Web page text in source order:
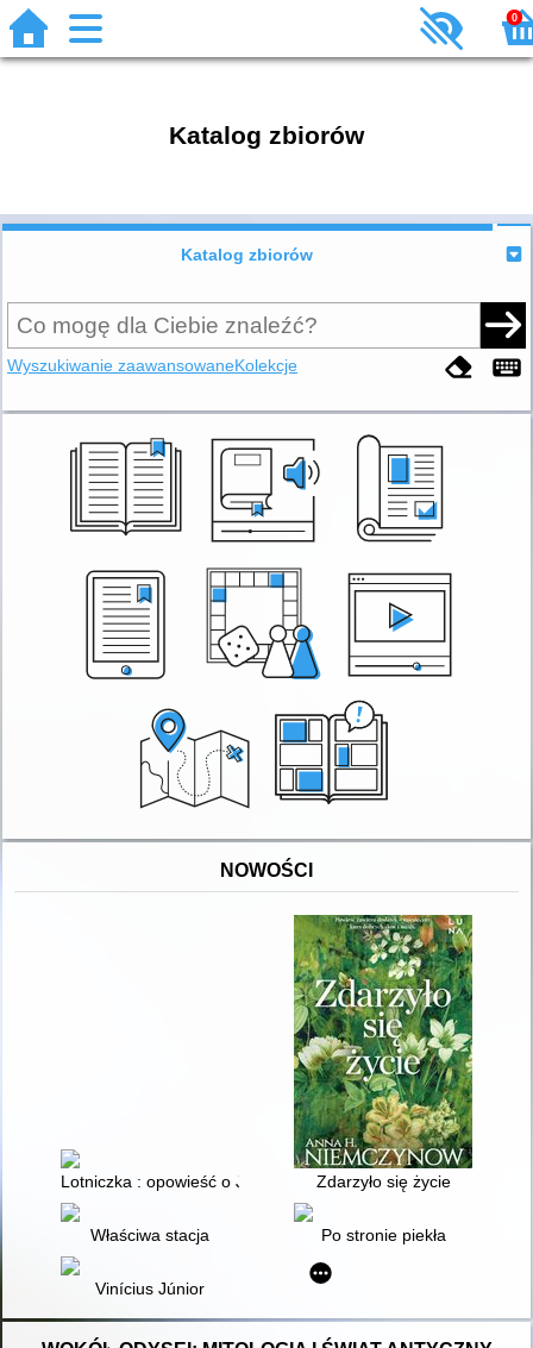
0
Katalog zbiorów
Katalog zbiorów
Wyszukiwanie zaawansowaneKolekcje
NOWOŚCI
Lotniczka : opowieść o Janinie Lewandowskiej, jedynej
Zdarzyło się życie
Właściwa stacja Po stronie piekła
Vinícius Júnior